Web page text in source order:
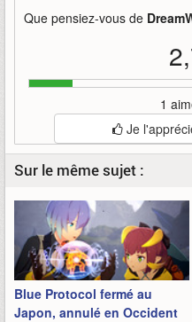
Que pensiez-vous de
1
Je
Sur le même sujet :
Blue Protocol fermé au
Japon, annulé en Occident